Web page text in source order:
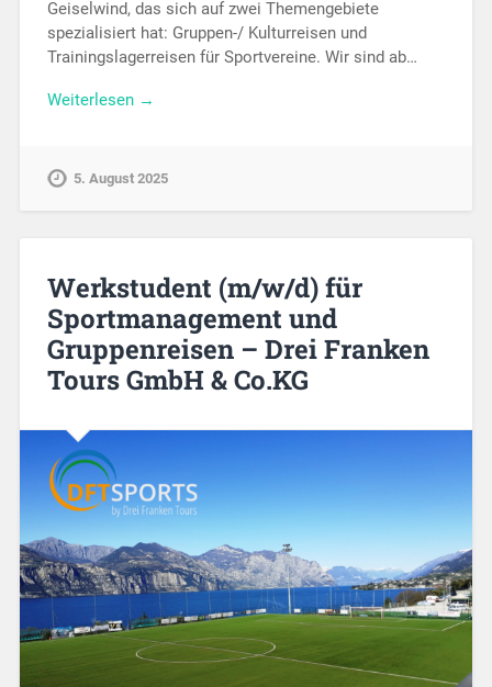
Geiselwind, das sich auf zwei Themengebiete
spezialisiert hat: Gruppen-/ Kulturreisen und
Trainingslagerreisen für Sportvereine. Wir sind ab…
Weiterlesen →
5. August 2025
Werkstudent (m/w/d) für
Sportmanagement und
Gruppenreisen – Drei Franken
Tours GmbH & Co.KG